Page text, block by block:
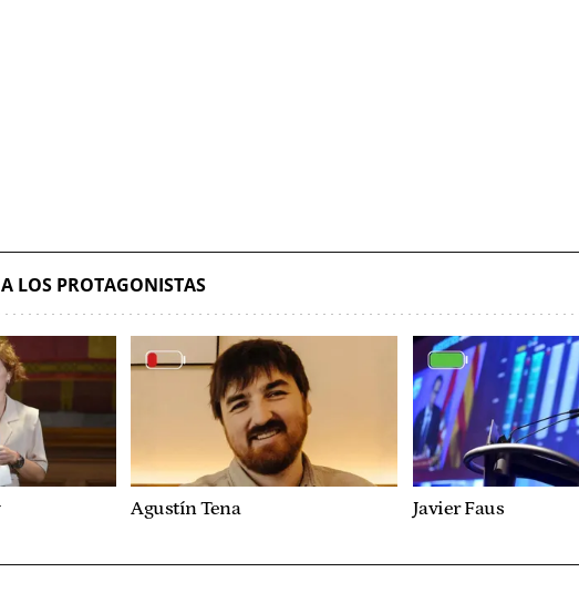
LOS PROTAGONISTAS
Agustín Tena Javier Faus